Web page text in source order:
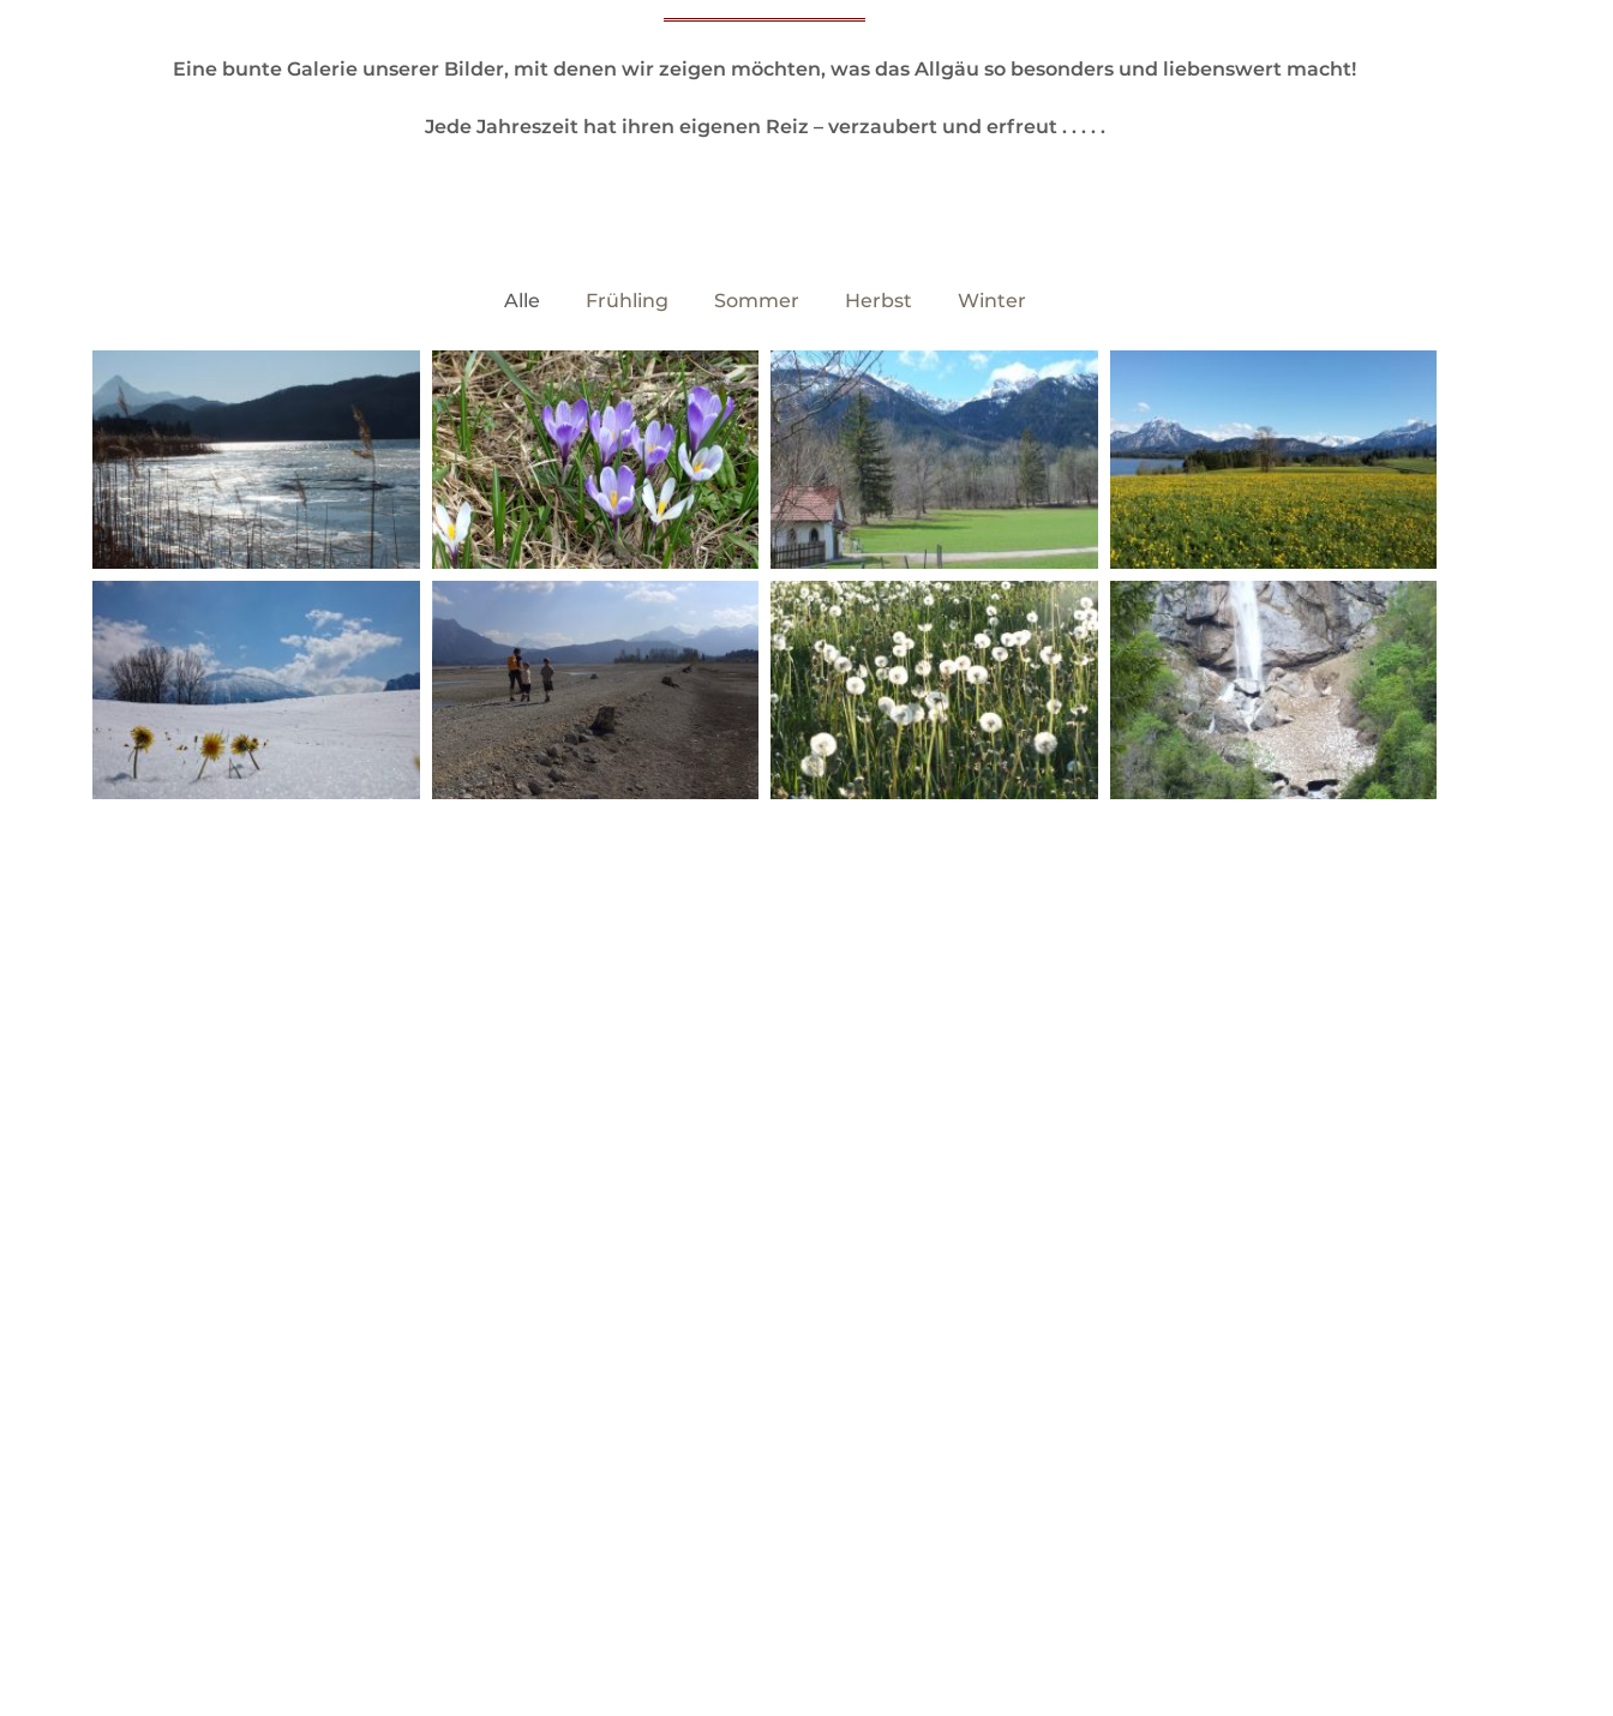
Eine bunte Galerie unserer Bilder, mit denen wir zeigen möchten, was das Allgäu so besonders und liebenswert macht!
Jede Jahreszeit hat ihren eigenen Reiz – verzaubert und erfreut . . . . .
Alle Frühling Sommer Herbst Winter